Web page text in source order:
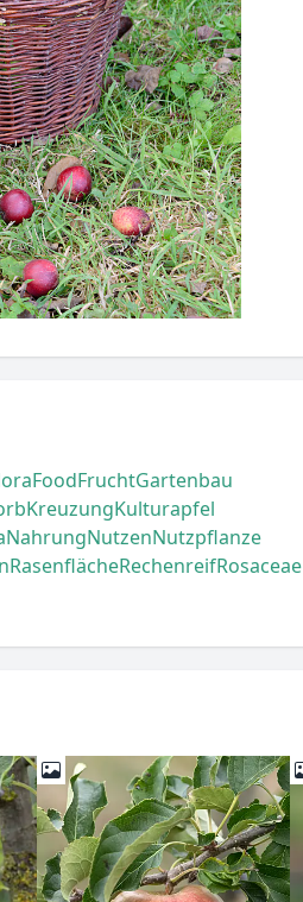
FoodFruchtGartenbau
KreuzungKulturapfel
NahrungNutzenNutzpflanze
RasenflächeRechenreifRosaceae